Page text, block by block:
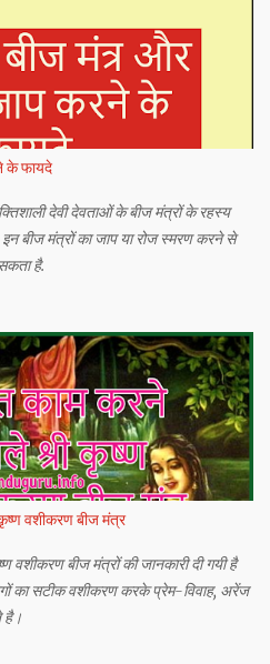
के फायदे
देवी देवताओं के बीज मंत्रों के रहस्य
बीज मंत्रों का जाप या रोज स्मरण करने से
है.
वशीकरण बीज मंत्र
वशीकरण बीज मंत्रों की जानकारी दी गयी है
का सटीक वशीकरण करके प्रेम-विवाह, अरेंज
है।